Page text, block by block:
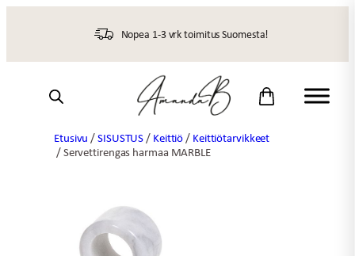
Nopea 1-3 vrk toimitus Suomesta!
Etusivu /SISUSTUS/ Keittiö/ Keittiötarvikkeet
/ Servettirengas harmaa MARBLE